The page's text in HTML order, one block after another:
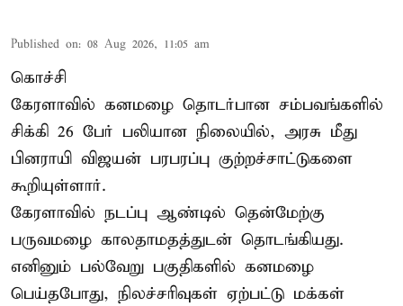
Published on: 08 Aug 2026, 11:05 am
கொச்சி
கேரளாவில் கனமழை தொடர்பான சம்பவங்களில்
சிக்கி 26 பேர் பலியான நிலையில், அரசு மீது
பினராயி விஜயன் பரபரப்பு குற்றச்சாட்டுகளை
கூறியுள்ளார்.
கேரளாவில் நடப்பு ஆண்டில் தென்மேற்கு
பருவமழை காலதாமதத்துடன் தொடங்கியது.
எனினும் பல்வேறு பகுதிகளில் கனமழை
பெய்தபோது, நிலச்சரிவுகள் ஏற்பட்டு மக்கள்